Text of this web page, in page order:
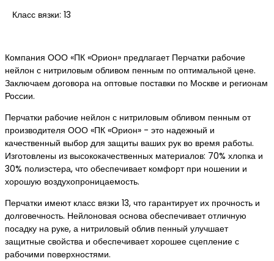
Класс вязки: 13
Компания ООО «ПК «Орион» предлагает Перчатки рабочие
нейлон с нитриловым обливом пенным по оптимальной цене.
Заключаем договора на оптовые поставки по Москве и регионам
России.
Перчатки рабочие нейлон с нитриловым обливом пенным от
производителя ООО «ПК «Орион» - это надежный и
качественный выбор для защиты ваших рук во время работы.
Изготовлены из высококачественных материалов: 70% хлопка и
30% полиэстера, что обеспечивает комфорт при ношении и
хорошую воздухопроницаемость.
Перчатки имеют класс вязки 13, что гарантирует их прочность и
долговечность. Нейлоновая основа обеспечивает отличную
посадку на руке, а нитриловый облив пенный улучшает
защитные свойства и обеспечивает хорошее сцепление с
рабочими поверхностями.